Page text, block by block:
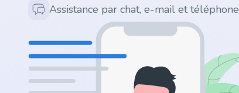
.vc
.gr
Assistance par chat, e-mail et téléphone